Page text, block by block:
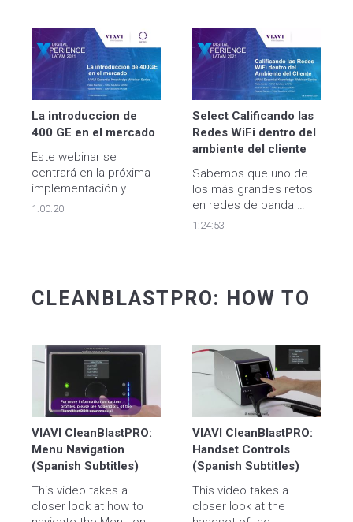
nuevas tendencias y
exigencias del mercado
en telecomunicaciones
hoy en día.
redes inalámbricas y de
microondas.
La introduccion de
400 GE en el mercado
Este webinar se
centrará en la próxima
implementación y
despliegue de 400GE
interconexión de
incluido 5G.
1:00:20
Select Calificando las
Redes WiFi dentro del
ambiente del cliente
Sabemos que uno de
los más grandes retos
en redes de banda
ancha es garantizar que
1:24:53
CLEANBLASTPRO: HOW TO
VIAVI CleanBlastPRO:
Menu Navigation
(Spanish Subtitles)
This video takes a
closer look at how to
VIAVI CleanBlastPRO:
Handset Controls
(Spanish Subtitles)
This video takes a
closer look at the